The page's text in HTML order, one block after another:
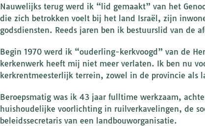
Nauwelijks terug werd ik “lid gemaakt” van het
die zich betrokken voelt bij het land Israël, zijn
godsdiensten. Reeds jaren ben ik bestuurslid van de
Begin 1970 werd ik “ouderling-kerkvoogd” van de
kerkenwerk heeft mij niet meer verlaten. Ik ben nu
kerkrentmeesterlijk terrein, zowel in de provincie als
Beroepsmatig was ik 43 jaar fulltime werkzaam,
huishoudelijke voorlichting in ruilverkavelingen, de
beleidssecretaris van een landbouworganisatie.